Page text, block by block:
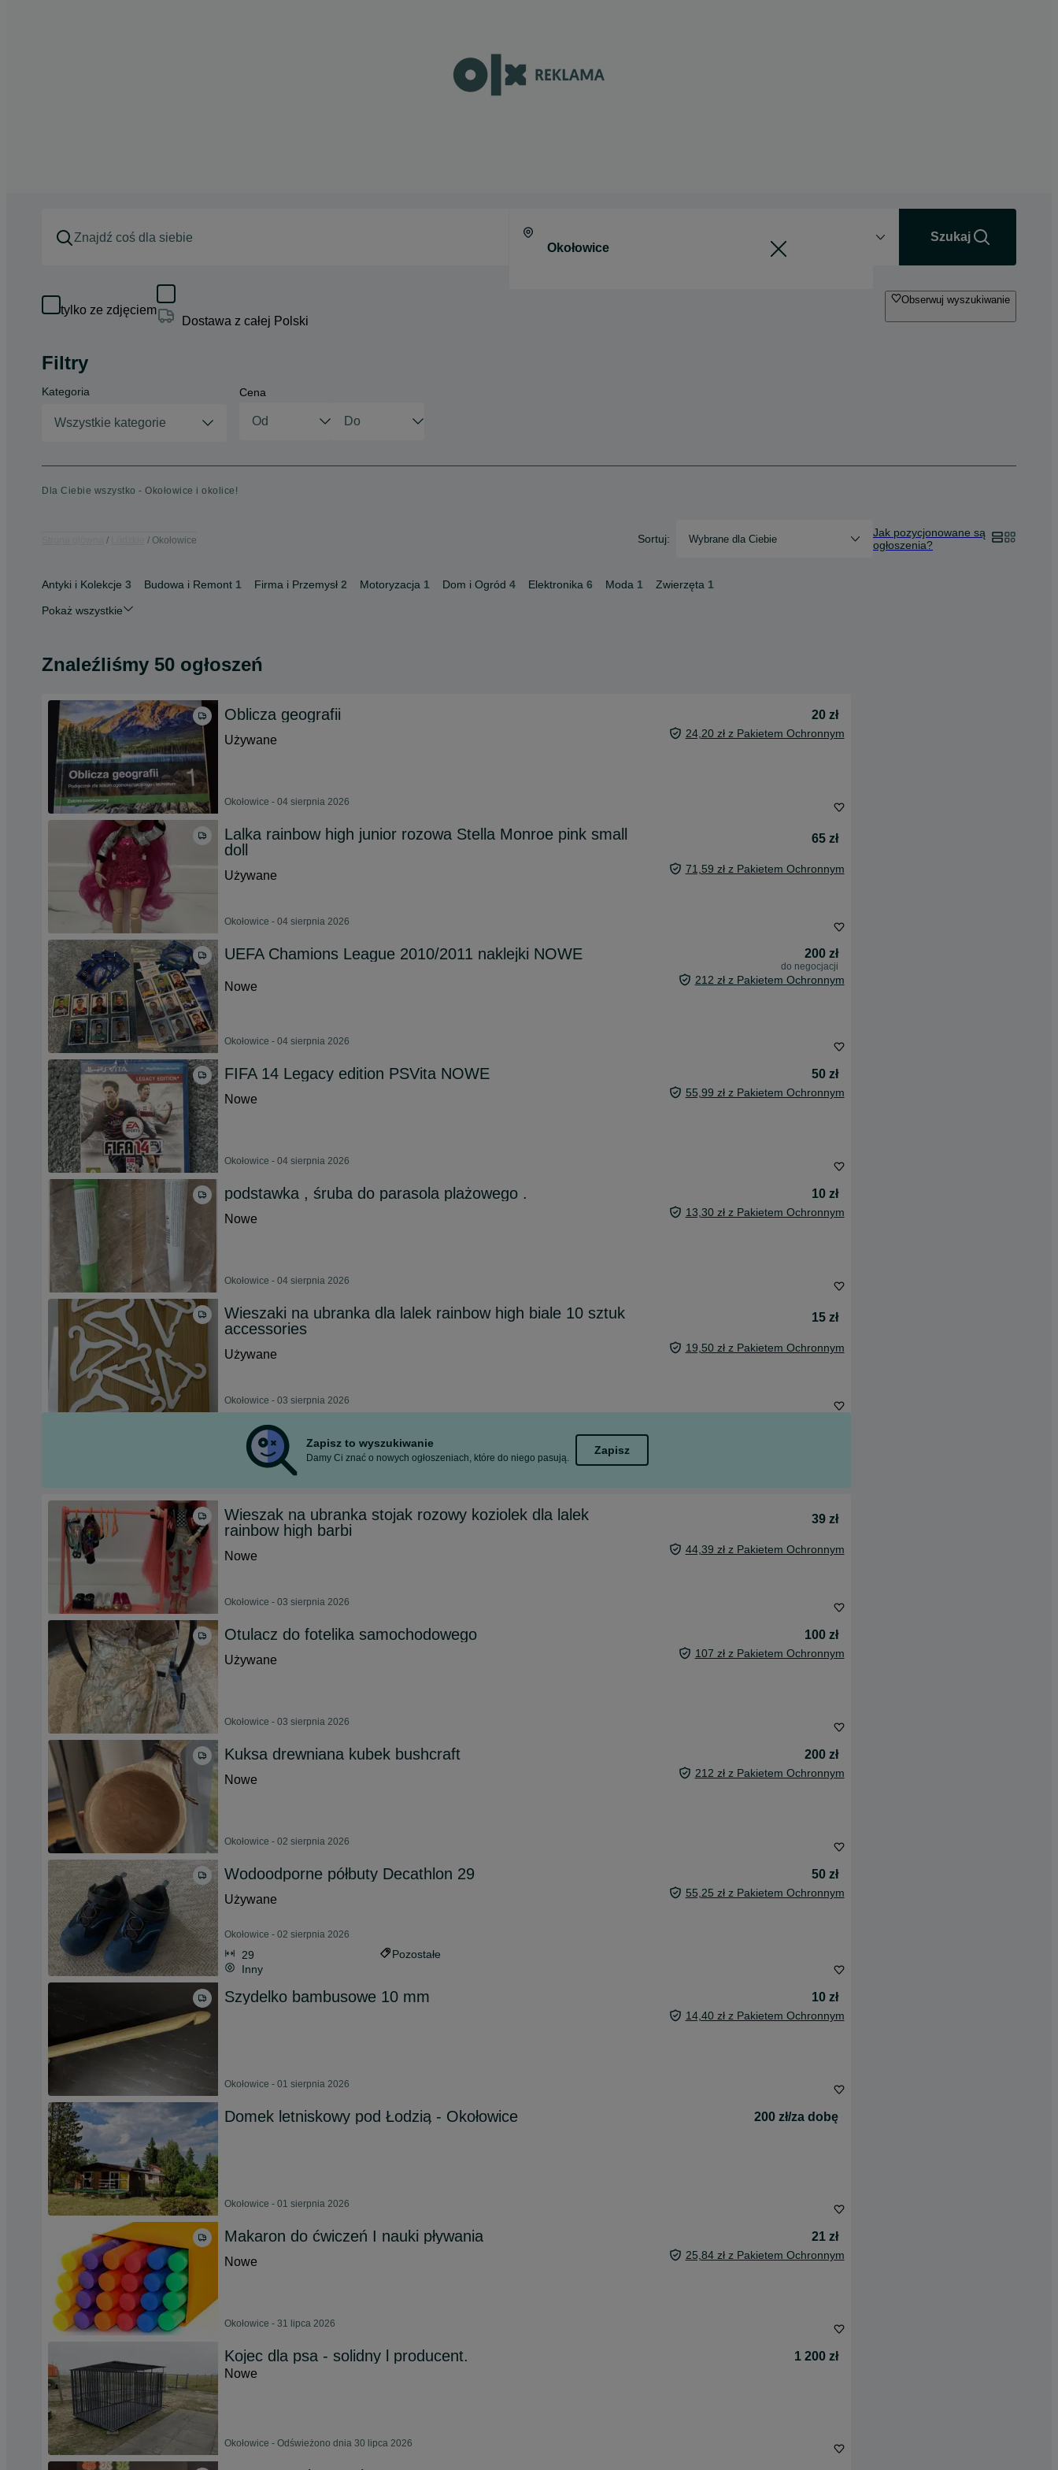
Szukaj
tylko ze zdjęciem
Dostawa z całej Polski
Obserwuj wyszukiwanie
Filtry
Kategoria
Wszystkie kategorie
Cena
Dla Ciebie wszystko - Okołowice i okolice!
Okołowice Sortuj: Wybrane dla Ciebie
Jak pozycjonowane są
ogłoszenia?
Antyki i Kolekcje 3 Budowa i Remont 1 Firma i Przemysł 2 Motoryzacja 1 Dom i Ogród 4 Elektronika 6 Moda 1 Zwierzęta 1
Pokaż wszystkie
Znaleźliśmy 50 ogłoszeń
Oblicza geografii
20 zł
Używane
24,20 zł z Pakietem Ochronnym
Okołowice - 04 sierpnia 2026
Lalka rainbow high junior rozowa Stella Monroe pink small
doll
65 zł
Używane 71,59 zł z Pakietem Ochronnym
Okołowice - 04 sierpnia 2026
UEFA Chamions League 2010/2011 naklejki NOWE 200 zł
do negocjacji
Nowe 212 zł z Pakietem Ochronnym
Okołowice - 04 sierpnia 2026
FIFA 14 Legacy edition PSVita NOWE
50 zł
Nowe
55,99 zł z Pakietem Ochronnym
Okołowice - 04 sierpnia 2026
podstawka , śruba do parasola plażowego .
10 zł
Nowe
13,30 zł z Pakietem Ochronnym
Okołowice - 04 sierpnia 2026
Wieszaki na ubranka dla lalek rainbow high biale 10 sztuk
accessories
15 zł
Używane 19,50 zł z Pakietem Ochronnym
Okołowice - 03 sierpnia 2026
Zapisz to wyszukiwanie
Damy Ci znać o nowych ogłoszeniach, które do niego pasują.
Zapisz
Wieszak na ubranka stojak rozowy koziolek dla lalek
rainbow high barbi
39 zł
Nowe 44,39 zł z Pakietem Ochronnym
Okołowice - 03 sierpnia 2026
Otulacz do fotelika samochodowego
100 zł
Używane
107 zł z Pakietem Ochronnym
Okołowice - 03 sierpnia 2026
Kuksa drewniana kubek bushcraft
200 zł
Nowe
212 zł z Pakietem Ochronnym
Okołowice - 02 sierpnia 2026
Wodoodporne półbuty Decathlon 29
50 zł
Używane
55,25 zł z Pakietem Ochronnym
Okołowice - 02 sierpnia 2026
29
Pozostałe
Inny
Szydelko bambusowe 10 mm 10 zł
14,40 zł z Pakietem Ochronnym
Okołowice - 01 sierpnia 2026
Domek letniskowy pod Łodzią - Okołowice 200 zł/za dobę
Okołowice - 01 sierpnia 2026
Makaron do ćwiczeń I nauki pływania
21 zł
Nowe
25,84 zł z Pakietem Ochronnym
Okołowice - 31 lipca 2026
Kojec dla psa - solidny l producent.
1 200 zł
Nowe
Okołowice - Odświeżono dnia 30 lipca 2026